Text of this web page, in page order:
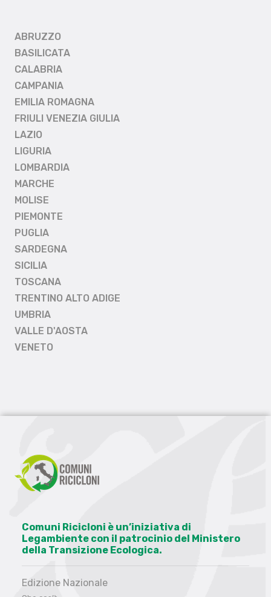
ABRUZZO
BASILICATA
CALABRIA
CAMPANIA
EMILIA ROMAGNA
FRIULI VENEZIA GIULIA
LAZIO
LIGURIA
LOMBARDIA
MARCHE
MOLISE
PIEMONTE
PUGLIA
SARDEGNA
SICILIA
TOSCANA
TRENTINO ALTO ADIGE
UMBRIA
VALLE D'AOSTA
VENETO
Comuni Ricicloni è un’iniziativa di
Legambiente con il patrocinio del Ministero
della Transizione Ecologica.
Edizione Nazionale